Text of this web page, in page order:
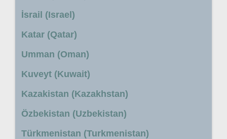
İsrail (Israel)
Katar (Qatar)
Umman (Oman)
Kuveyt (Kuwait)
Kazakistan (Kazakhstan)
Özbekistan (Uzbekistan)
Türkmenistan (Turkmenistan)